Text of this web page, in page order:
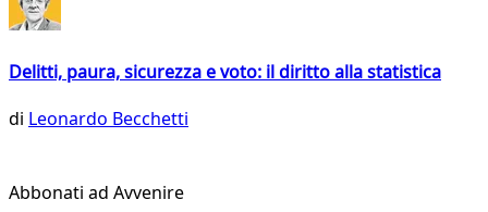
Delitti, paura, sicurezza e voto: il diritto alla statistica
di Leonardo Becchetti
Abbonati ad Avvenire